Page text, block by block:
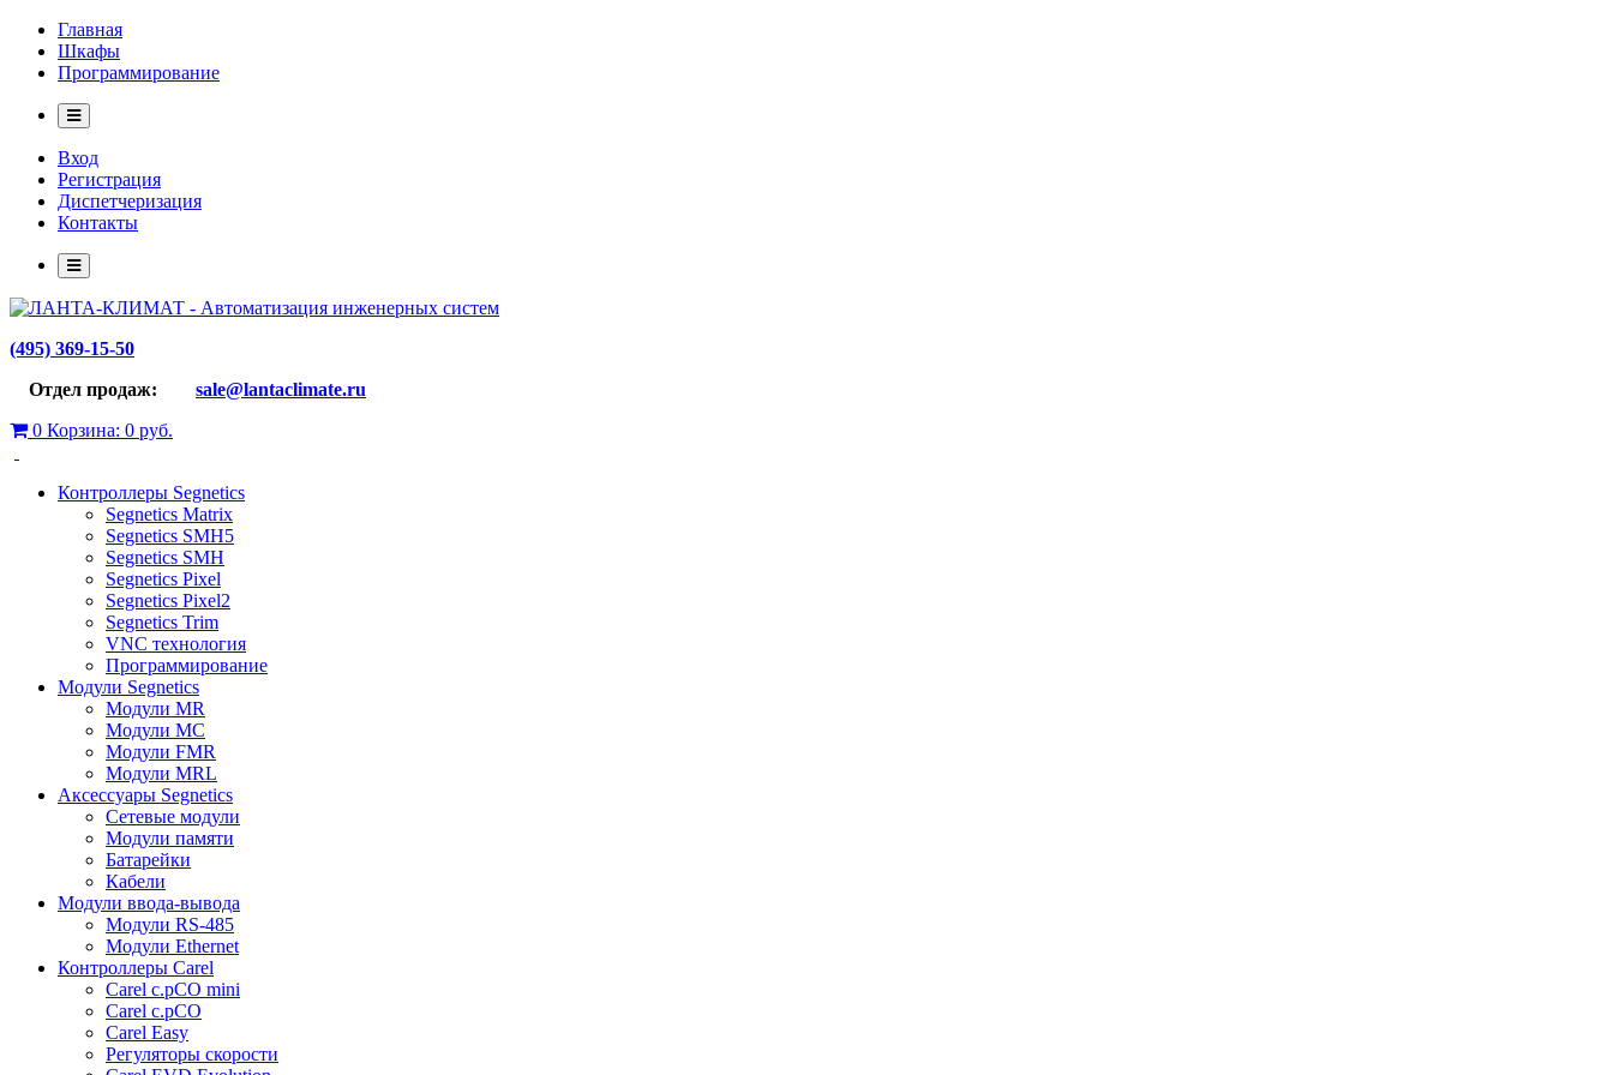
Главная
Шкафы
Программирование
Вход
Регистрация
Диспетчеризация
Контакты
(495) 369-15-50
Отдел продаж: sale@lantaclimate.ru
0 Корзина: 0 руб.
Контроллеры Segnetics
Segnetics Matrix
Segnetics SMH5
Segnetics SMH
Segnetics Pixel
Segnetics Pixel2
Segnetics Trim
VNC технология
Программирование
Модули Segnetics
Модули MR
Модули MC
Модули FMR
Модули MRL
Аксессуары Segnetics
Сетевые модули
Модули памяти
Батарейки
Кабели
Модули ввода-вывода
Модули RS-485
Модули Ethernet
Контроллеры Carel
Carel c.pCO mini
Carel c.pCO
Carel Easy
Регуляторы скорости